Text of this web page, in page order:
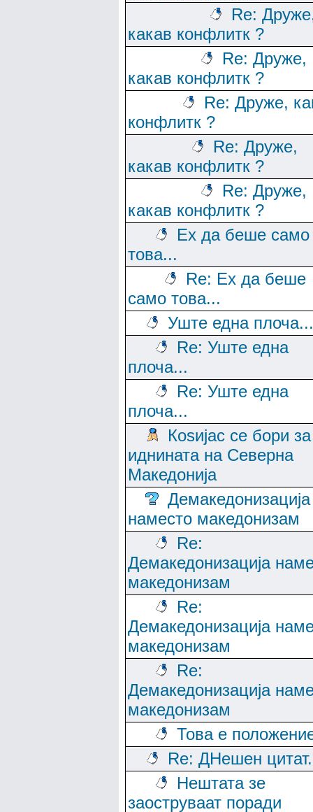
Re:
какав конфлитк ?
Re: Друже,
какав конфлитк ?
Re: Друже,
конфлитк ?
Re: Друже,
какав конфлитк ?
Re: Друже,
какав конфлитк ?
Ех да беше само
това...
Re: Ех да беше
само това...
Уште една плоча...
Re: Уште една
плоча...
Re: Уште една
плоча...
Коѕијас се бори за
иднината на Северна
Македонија
Демакедонизација
наместо македонизам
Re:
Демакедонизација
македонизам
Re:
Демакедонизација
македонизам
Re:
Демакедонизација
македонизам
Това е
Re: ДНешен
Нештата зе
заоструваат поради